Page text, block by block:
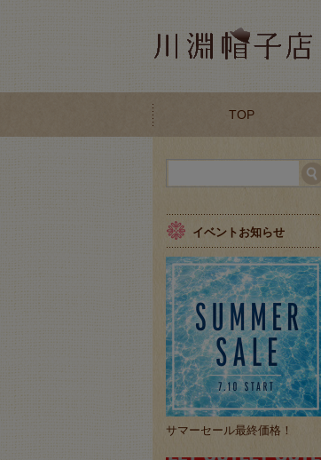
TOP
イベントお知らせ
サマーセール最終価格！